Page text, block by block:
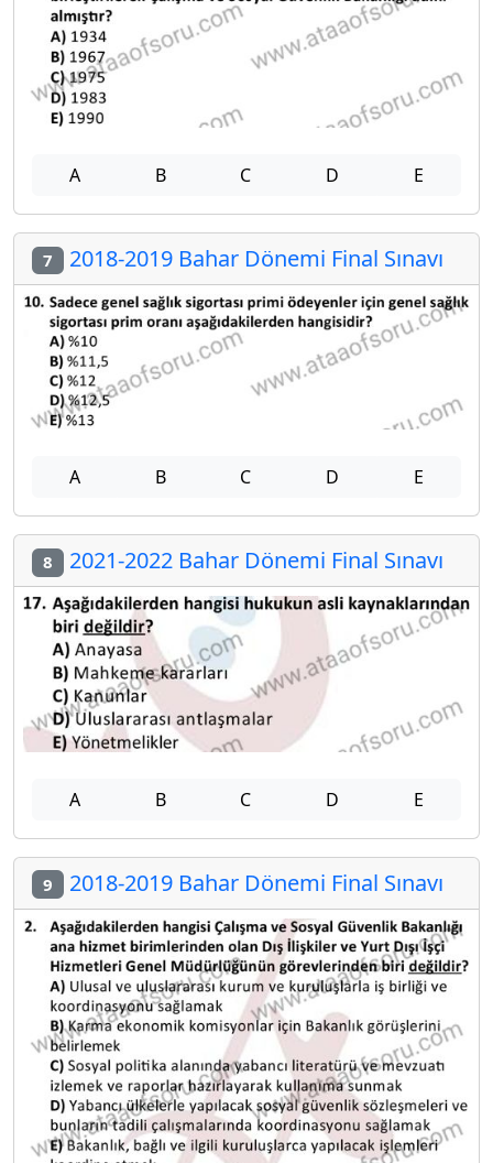
A B C D E
7 2018-2019 Bahar Dönemi Final Sınavı
A B C D E
8 2021-2022 Bahar Dönemi Final Sınavı
A B C D E
9 2018-2019 Bahar Dönemi Final Sınavı